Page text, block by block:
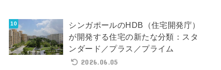
シンガポールのHDB（住宅開発庁）
が開発する住宅の新たな分類：スタ
ンダード／プラス／プライム
2026.06.05